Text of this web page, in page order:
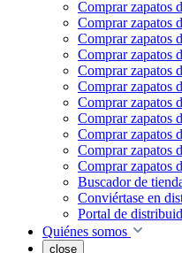
Comprar zapatos
Comprar zapatos
Comprar zapatos
Comprar zapatos
Comprar zapatos
Comprar zapatos
Comprar zapatos
Comprar zapatos
Comprar zapatos
Comprar zapatos
Comprar zapatos
Buscador de
Conviértase en
Portal de
Quiénes somos
close